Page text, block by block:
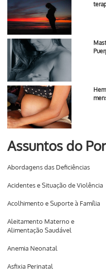
Assuntos do
Abordagens das Deficiências
Acidentes e Situação de Violência
Acolhimento e Suporte à Família
Aleitamento Materno e
Alimentação Saudável
Anemia Neonatal
Asfixia Perinatal